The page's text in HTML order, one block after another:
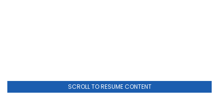
SCROLL TO RESUME CONTENT